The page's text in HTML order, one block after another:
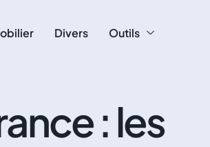
Divers Outils
: les